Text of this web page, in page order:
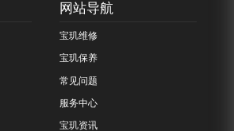
网站导航
宝玑维修
宝玑保养
常见问题
服务中心
宝玑资讯